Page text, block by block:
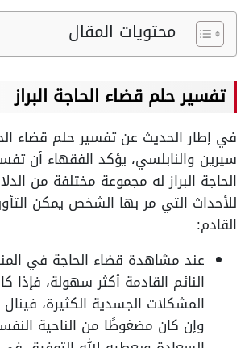
محتويات المقال
تفسير حلم قضاء الحاجة البراز
في إطار الحديث عن تفسير حلم قضاء
سيرين والنابلسي، يؤكد الفقهاء أن
الحاجة البراز له مجموعة مختلفة من
للأحداث التي مر بها الشخص يمكن
القادم:
عند مشاهدة قضاء الحاجة في
النائم القادمة أكثر سهولة، فإذا
المشكلات الجسدية الكثيرة،
وإن كان مضغوطًا من الناحية